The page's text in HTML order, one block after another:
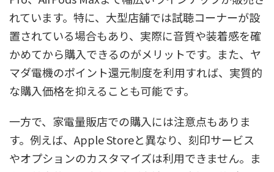
れています。特に、大型店舗では試聴コーナーが設
置されている場合もあり、実際に音質や装着感を確
かめてから購入できるのがメリットです。また、ヤ
マダ電機のポイント還元制度を利用すれば、実質的
な購入価格を抑えることも可能です。
一方で、家電量販店での購入には注意点もありま
す。例えば、Apple Storeと異なり、刻印サービス
やオプションのカスタマイズは利用できません。ま